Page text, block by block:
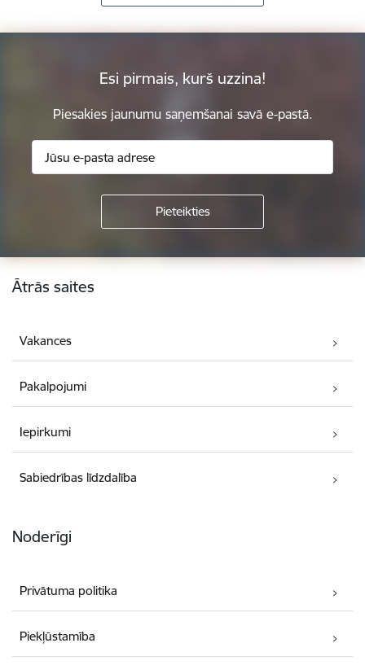
Esi pirmais, kurš uzzina!
Piesakies jaunumu saņemšanai savā e-pastā.
Kājene
Ātrās saites
Vakances
Pakalpojumi
Iepirkumi
Sabiedrības līdzdalība
Noderīgi
Privātuma politika
Piekļūstamība